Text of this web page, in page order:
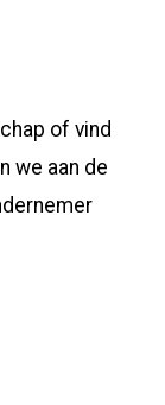
of vind
we aan de